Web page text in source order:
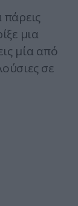
πάρεις
μια
μία από
σε